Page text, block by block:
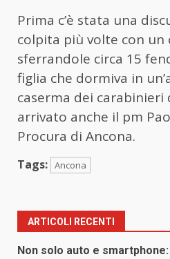
Prima c’è stata una
colpita più volte con un
sferrandole circa 15
figlia che dormiva in
caserma dei carabinieri
arrivato anche il pm
Procura di Ancona.
Tags: Ancona
ARTICOLI RECENTI
Non solo auto e